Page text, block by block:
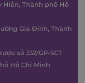
Hiền, Thành phố Hồ
Gia Định, Thành
số 332/GP-SCT
Hồ Chí Minh